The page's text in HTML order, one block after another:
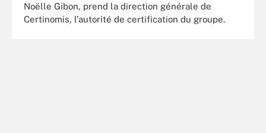
Noëlle Gibon, prend la direction générale de
Certinomis, l'autorité de certification du groupe.